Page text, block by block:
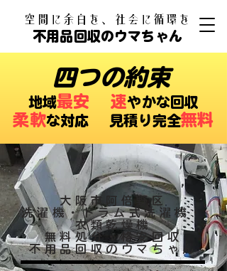
​空間に余白を、社会に循環を
不用品回収のウマちゃん
四つの約束
​地域最安 速やかな回収
柔軟な対応 ​見積り完全無料
大阪市阿倍野区
洗濯機・ドラム式洗濯機・
衣類乾燥機
無料処分・格安回収
不用品回収のウマちゃん